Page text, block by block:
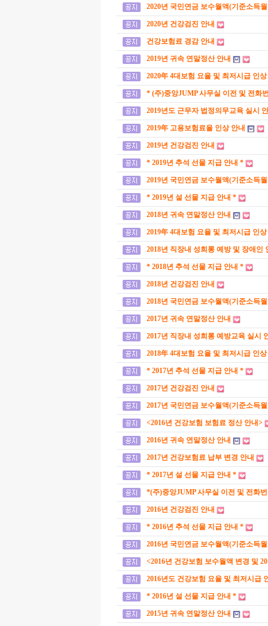
2020년 국민연금 보수월액(기준소득
2020년 건강검진 안내
건강보험료 경감 안내
2019년 귀속 연말정산 안내
2020年 4대보험 요율 및 최저시급 인
* (주)중앙JUMP 사무실 이전 및 전화
2019년도 근무자 법정의무교육 실시
2019年 고용보험료율 인상 안내
2019년 건강검진 안내
* 2019년 추석 선물 지급 안내 *
2019년 국민연금 보수월액(기준소득
* 2019년 설 선물 지급 안내 *
2018년 귀속 연말정산 안내
2019年 4대보험 요율 및 최저시급 인
2018년 직장내 성희롱 예방 및 장애인
* 2018년 추석 선물 지급 안내 *
2018년 건강검진 안내
2018년 국민연금 보수월액(기준소득
2017년 귀속 연말정산 안내
2017년 직장내 성희롱 예방교육 실시
2018年 4대보험 요율 및 최저시급 인
* 2017년 추석 선물 지급 안내 *
2017년 건강검진 안내
2017년 국민연금 보수월액(기준소득
<2016년 건강보험 보험료 정산 안내>
2016년 귀속 연말정산 안내
2017년 건강보험료 납부 변경 안내
* 2017년 설 선물 지급 안내 *
*(주)중앙JUMP 사무실 이전 및 전화
2016년 건강검진 안내
* 2016년 추석 선물 지급 안내 *
2016년 국민연금 보수월액(기준소득
<2016년 건강보험 보수월액 변경 및
2016년도 건강보험 요율 및 최저시급
* 2016년 설 선물 지급 안내 *
2015년 귀속 연말정산 안내